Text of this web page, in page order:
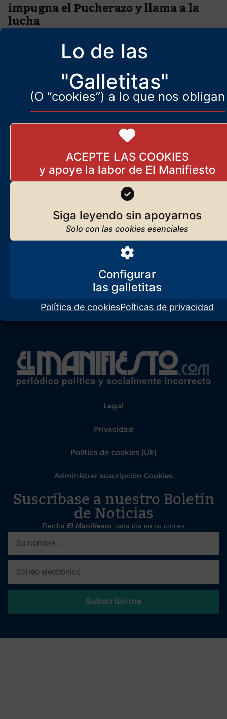
Lo de las
"Galletitas"
(O “cookies”) a lo que nos obligan
ACEPTE LAS COOKIES
Siga leyendo sin apoyarnos
Configurar
Política de cookiesPoíticas de privacidad
impugna el Pucherazo y llama a la
lucha
BUCAREST, 20.5.2025. Para ElManifiesto.com «Queridos, la
victoria de la luz jamás se decidirá en unas elecciones, sino que
Legal
Privacidad
Política de cookies (UE)
Administrar suscripción Cookies
Suscríbase a nuestro Boletín
de Noticias
Reciba El Manifiesto cada día en su correo
Subscribirme